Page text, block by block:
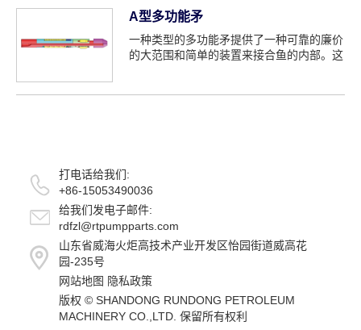
A型多功能矛
一种类型的多功能矛提供了一种可靠的廉价
的大范围和简单的装置来接合鱼的内部。这
打电话给我们:
+86-15053490036
给我们发电子邮件:
rdfzl@rtpumpparts.com
山东省威海火炬高技术产业开发区怡园街道威高花
园-235号
网站地图 隐私政策
版权 © SHANDONG RUNDONG PETROLEUM
MACHINERY CO.,LTD. 保留所有权利